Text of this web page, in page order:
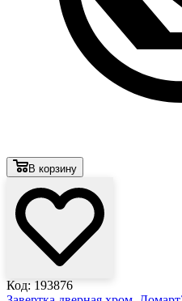
В корзину
Код: 193876